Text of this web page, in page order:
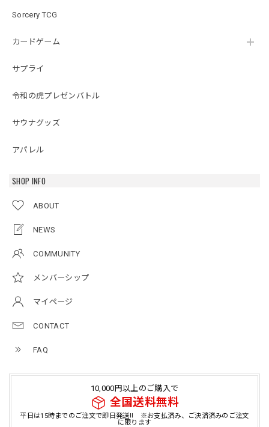
Sorcery TCG
カードゲーム
サプライ
令和の虎プレゼンバトル
サウナグッズ
アパレル
SHOP INFO
ABOUT
NEWS
COMMUNITY
メンバーシップ
マイページ
CONTACT
FAQ
10,000円以上のご購入で
全国送料無料
平日は15時までのご注文で即日発送!! ※お支払済み、ご決済済みのご注文
に限ります